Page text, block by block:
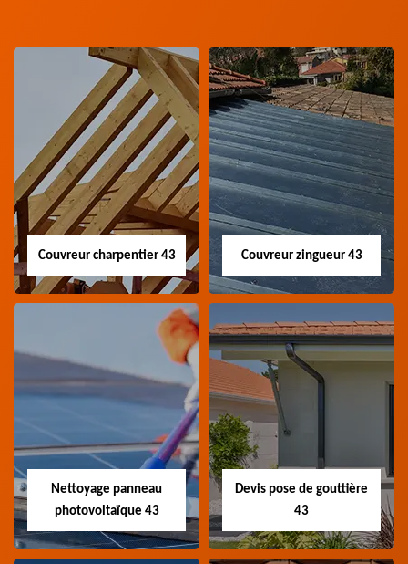
Couvreur charpentier 43
Couvreur
charpentier 43
Artisan couvreur
charpentier 43 Haute-
Couvreur zingueur 43
Couvreur zingueur
Artisan couvreur
zingueur 43 Haute-Loire
Nettoyage panneau
photovoltaïque 43
Devis pose de gouttière
43